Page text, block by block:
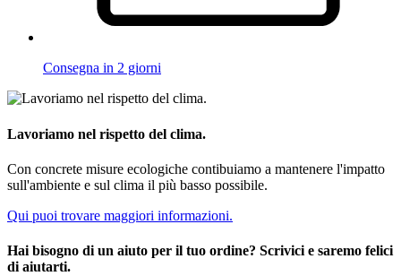
Consegna in 2 giorni
Lavoriamo nel rispetto del clima.
Con concrete misure ecologiche contibuiamo a mantenere l'impatto
sull'ambiente e sul clima il più basso possibile.
Qui puoi trovare maggiori informazioni.
Hai bisogno di un aiuto per il tuo ordine? Scrivici e saremo felici
di aiutarti.